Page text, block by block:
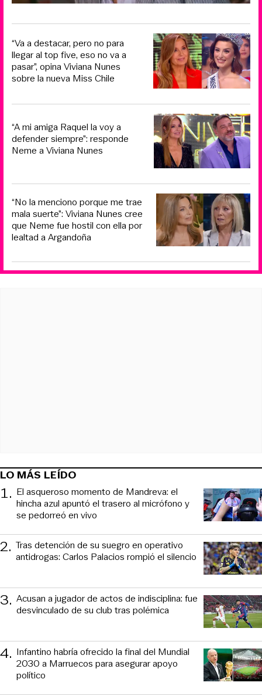
“Va a destacar, pero no para
llegar al top five, eso no va a
pasar”, opina Viviana Nunes
sobre la nueva Miss Chile
“A mi amiga Raquel la voy a
defender siempre”: responde
Neme a Viviana Nunes
“No la menciono porque me trae
mala suerte”: Viviana Nunes cree
que Neme fue hostil con ella por
lealtad a Argandoña
LO MÁS LEÍDO
1. El asqueroso momento de Mandreva: el
hincha azul apuntó el trasero al micrófono y
se pedorreó en vivo
2. Tras detención de su suegro en operativo
antidrogas: Carlos Palacios rompió el silencio
3. Acusan a jugador de actos de indisciplina: fue
desvinculado de su club tras polémica
4. Infantino habría ofrecido la final del Mundial
2030 a Marruecos para asegurar apoyo
político